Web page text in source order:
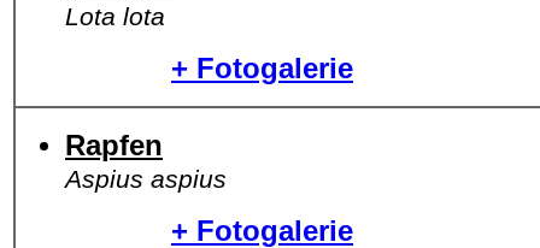
Lota lota
+ Fotogalerie
Rapfen
Aspius aspius
+ Fotogalerie